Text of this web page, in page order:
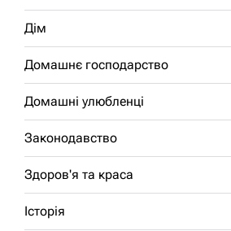
Дім
Домашнє господарство
Домашні улюбленці
Законодавство
Здоров'я та краса
Історія